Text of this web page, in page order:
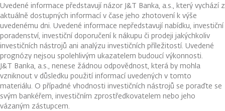
Uvedené informace představují názor J&T Banka, a.s., který vychází z
aktuálně dostupných informací v čase jeho zhotovení k výše
uvedenému dni. Uvedené informace nepředstavují nabídku, investiční
poradenství, investiční doporučení k nákupu či prodeji jakýchkoliv
investičních nástrojů ani analýzu investičních příležitostí. Uvedené
prognózy nejsou spolehlivým ukazatelem budoucí výkonnosti.
J&T Banka, a.s., nenese žádnou odpovědnost, která by mohla
vzniknout v důsledku použití informací uvedených v tomto
materiálu. O případné vhodnosti investičních nástrojů se poraďte se
svým bankéřem, investičním zprostředkovatelem nebo jeho
vázaným zástupcem.